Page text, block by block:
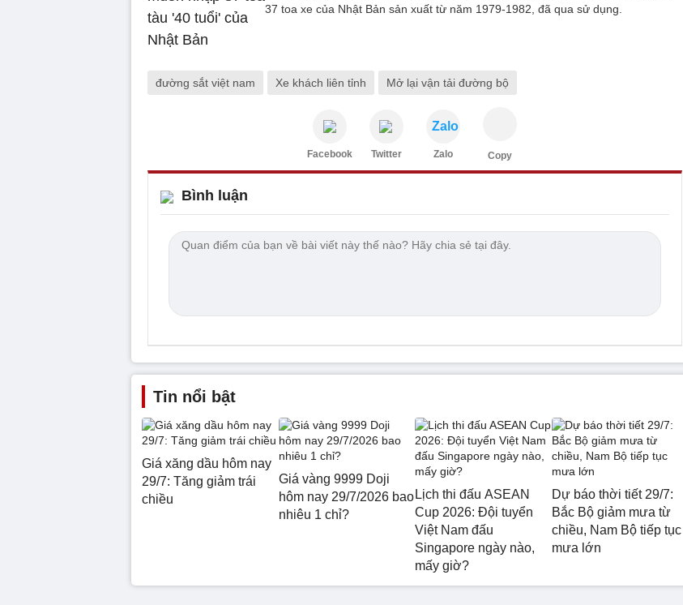
37 toa xe của Nhật Bản sản xuất từ năm 1979-1982, đã qua sử dụng.
đường sắt việt nam Xe khách liên tỉnh Mở lại vận tải đường bộ
Facebook Twitter
Zalo
Zalo Copy
Bình luận
Tin nổi bật
Giá xăng dầu hôm nay
29/7: Tăng giảm trái
chiều
Giá vàng 9999 Doji
hôm nay 29/7/2026 bao
nhiêu 1 chỉ?
Lịch thi đấu ASEAN
Cup 2026: Đội tuyển
Việt Nam đấu
Singapore ngày nào,
mấy giờ?
Dự báo thời tiết 29/7:
Bắc Bộ giảm mưa từ
chiều, Nam Bộ tiếp tục
mưa lớn